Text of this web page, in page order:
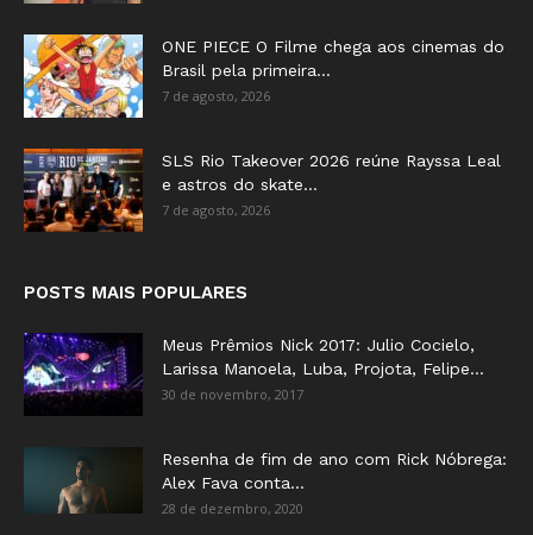
ONE PIECE O Filme chega aos cinemas do
Brasil pela primeira...
7 de agosto, 2026
SLS Rio Takeover 2026 reúne Rayssa Leal
e astros do skate...
7 de agosto, 2026
POSTS MAIS POPULARES
Meus Prêmios Nick 2017: Julio Cocielo,
Larissa Manoela, Luba, Projota, Felipe...
30 de novembro, 2017
Resenha de fim de ano com Rick Nóbrega:
Alex Fava conta...
28 de dezembro, 2020